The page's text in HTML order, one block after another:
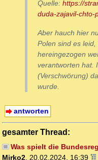
Quelle: https://
duda-zajavil-chto-
Aber hauch hier
Polen sind es
hereingezogen
verantworten hat.
(Verschwörung)
wurde.
antworten
gesamter Thread:
Was spielt die
Mirko2 20.02.2024, 16:39